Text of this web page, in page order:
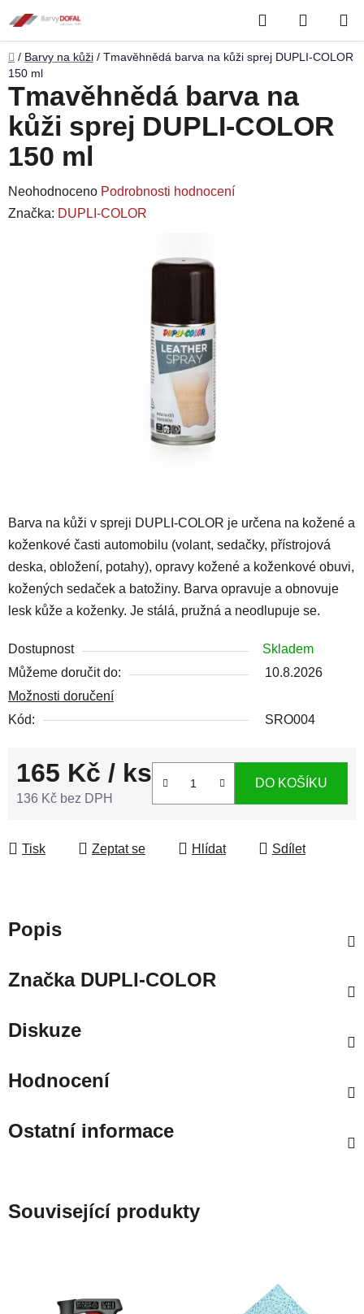
na
obsah
Hledat
KOŠÍK
Domů
/ Barvy na kůži / Tmavěhnědá barva na kůži sprej DUPLI-COLOR
150 ml
Barva na kůži v spreji DUPLI-COLOR je určena na kožené a
koženkové časti automobilu (volant, sedačky, přístrojová
deska, obložení, potahy), opravy kožené a koženkové obuvi,
kožených sedaček a batožiny. Barva opravuje a obnovuje
lesk kůže a koženky. Je stálá, pružná a neodlupuje se.
Dostupnost
Skladem
Můžeme doručit do:
10.8.2026
Možnosti doručení
Kód:
SRO004
165 Kč / ks
136 Kč bez DPH
DO KOŠÍKU
Tisk Zeptat se Hlídat Sdílet
Tmavěhnědá barva na
kůži sprej DUPLI-COLOR
150 ml
Průměrné
hodnocení
Neohodnoceno Podrobnosti hodnocení
Značka: DUPLI-COLOR
Popis
ZnačkaDUPLI-COLOR
Diskuze
Hodnocení
Ostatní informace
Související produkty